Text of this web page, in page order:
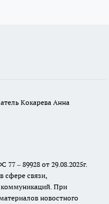
Кокарева Анна
– 89928 от 29.08.2025г.
сфере связи,
При
новостного